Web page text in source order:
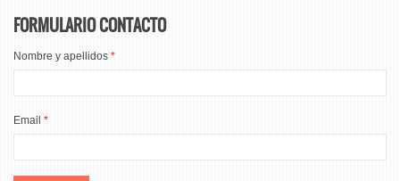
FORMULARIO CONTACTO
Nombre y apellidos *
Email *